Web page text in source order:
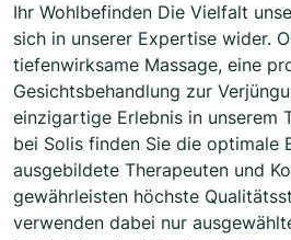
Ihr Wohlbefinden Die Vielfalt
sich in unserer Expertise wider.
tiefenwirksame Massage, eine
Gesichtsbehandlung zur
einzigartige Erlebnis in unserem
bei Solis finden Sie die optimale
ausgebildete Therapeuten und
gewährleisten höchste
verwenden dabei nur